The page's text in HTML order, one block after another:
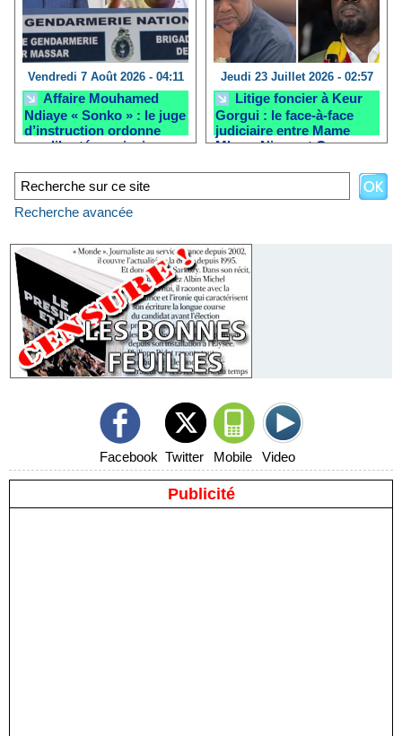
Vendredi 7 Août 2026 - 04:11
Affaire Mouhamed
Ndiaye « Sonko » : le juge
d’instruction ordonne
une liberté provisoire
l’enquête
Jeudi 23 Juillet 2026 - 02:57
Litige foncier à Keur
Gorgui : le face-à-face
judiciaire entre Mame
Mbaye Niang et Ousmane
Recherche avancée
Facebook Twitter Mobile Video
Publicité